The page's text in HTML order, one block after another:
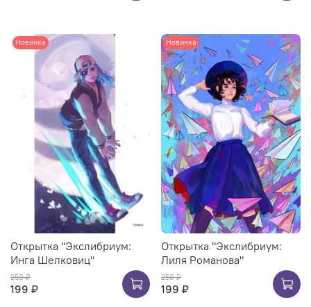
Новинка
Открытка "Экслибриум:
Инга Шелковиц"
250 ₽
199 ₽
Новинка
Открытка "Экслибриум:
Лиля Романова"
250 ₽
199 ₽